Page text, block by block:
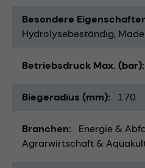
Besondere
Hydrolysebeständig
Betriebsdruck Max. (bar)
Biegeradius (mm) 170
Branchen Energie &
Agrarwirtschaft &